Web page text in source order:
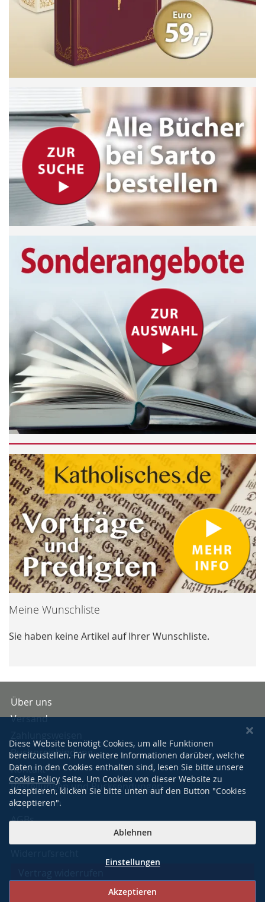
Meine Wunschliste
Sie haben keine Artikel auf Ihrer Wunschliste.
Über uns
Versand
Buchpreisbindung
Kontakt
Bestellungen und Rücksendungen
Impressum
AGBs
Diese Website benötigt Cookies, um alle Funktionen
bereitzustellen. Für weitere Informationen darüber, welche
Daten in den Cookies enthalten sind, lesen Sie bitte unsere
Cookie Policy Seite. Um Cookies von dieser Website zu
akzeptieren, klicken Sie bitte unten auf den Button "Cookies
akzeptieren".
Akzeptieren
Ablehnen
Einstellungen